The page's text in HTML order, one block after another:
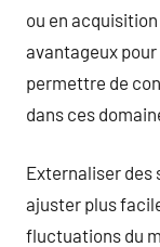
ou en
avantageux pour
permettre de
dans ces
Externaliser des
ajuster plus
fluctuations du